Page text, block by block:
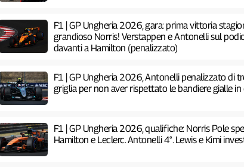
F1 | GP Ungheria 2026, gara: prima vittoria
grandioso Norris! Verstappen e Antonelli sul
davanti a Hamilton (penalizzato)
F1 | GP Ungheria 2026, Antonelli penalizzato di
griglia per non aver rispettato le bandiere gialle
F1 | GP Ungheria 2026, qualifiche: Norris Pole
Hamilton e Leclerc. Antonelli 4°. Lewis e Kimi